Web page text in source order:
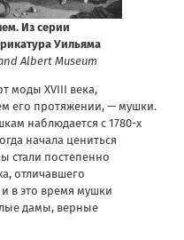
Из серии
Уильяма
Albert Museum
моды XVIII века,
его протяжении, — мушки.
наблюдается с 1780-х
начала цениться
стали постепенно
отличавшего
в это время мушки
дамы, верные